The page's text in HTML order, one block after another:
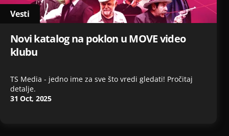
Vesti
Novi katalog na poklon u MOVE video
klubu
TS Media - jedno ime za sve što vredi gledati! Pročitaj
detalje.
31 Oct, 2025